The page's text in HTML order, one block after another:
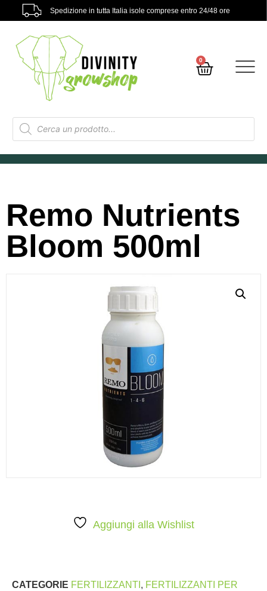
Spedizione in tutta Italia isole comprese entro 24/48 ore
0
Remo Nutrients
Bloom 500ml
Aggiungi alla Wishlist
CATEGORIE FERTILIZZANTI , FERTILIZZANTI PER